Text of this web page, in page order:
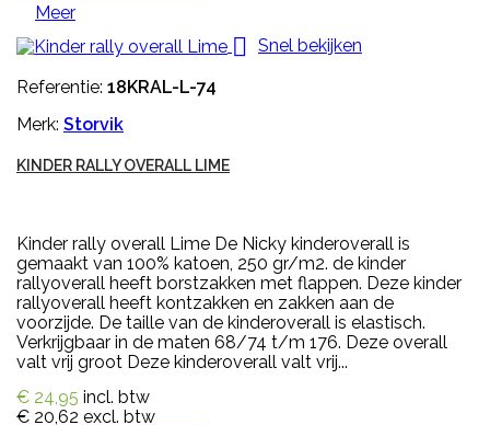
Meer
 Snel bekijken
Referentie: 18KRAL-L-74
Merk: Storvik
KINDER RALLY OVERALL LIME
Kinder rally overall Lime De Nicky kinderoverall is
gemaakt van 100% katoen, 250 gr/m2. de kinder
rallyoverall heeft borstzakken met flappen. Deze kinder
rallyoverall heeft kontzakken en zakken aan de
voorzijde. De taille van de kinderoverall is elastisch.
Verkrijgbaar in de maten 68/74 t/m 176. Deze overall
valt vrij groot Deze kinderoverall valt vrij...
€ 24,95 incl. btw
€ 20,62 excl. btw